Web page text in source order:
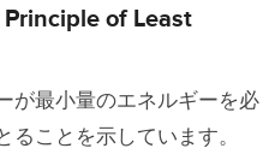
of Least
が最小量のエネルギーを必
ことを示しています。